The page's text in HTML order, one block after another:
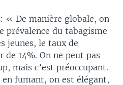
: « De manière globale, on
prévalence du tabagisme
jeunes, le taux de
14%. On ne peut pas
mais c’est préoccupant.
en fumant, on est élégant,